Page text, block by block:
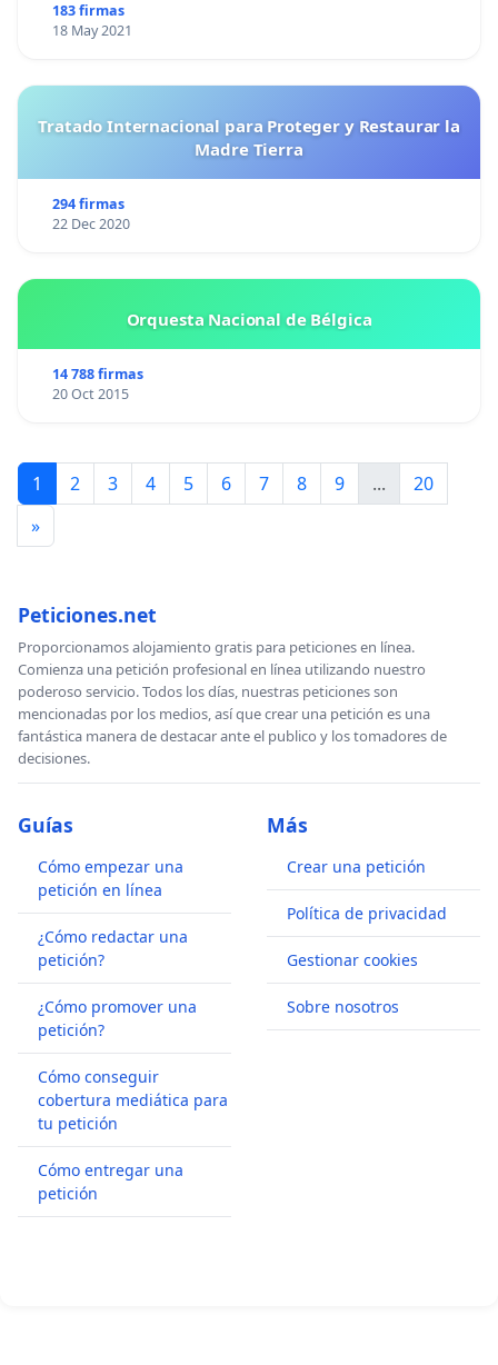
183 firmas
18 May 2021
Tratado Internacional para Proteger y Restaurar la
Madre Tierra
294 firmas
22 Dec 2020
Orquesta Nacional de Bélgica
14 788 firmas
20 Oct 2015
1 2 3 4 5 6 7 8 9 ...
20
»
Peticiones.net
Proporcionamos alojamiento gratis para peticiones en línea.
Comienza una petición profesional en línea utilizando nuestro
poderoso servicio. Todos los días, nuestras peticiones son
mencionadas por los medios, así que crear una petición es una
fantástica manera de destacar ante el publico y los tomadores de
decisiones.
Guías
Cómo empezar una
petición en línea
¿Cómo redactar una
petición?
¿Cómo promover una
petición?
Cómo conseguir
cobertura mediática para
tu petición
Cómo entregar una
petición
Más
Crear una petición
Política de privacidad
Gestionar cookies
Sobre nosotros